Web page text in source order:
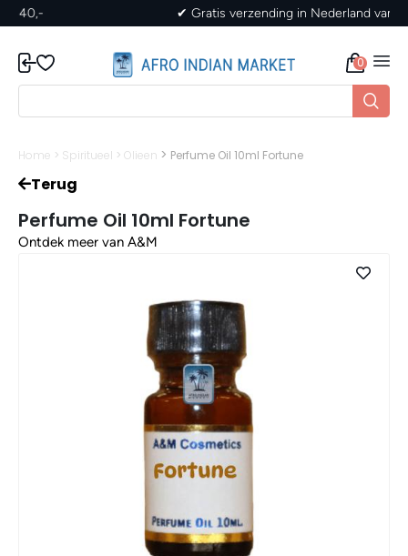
✔ Gratis verzending in Nederland vanaf 40,-
0
Home > Spiritueel > Olieen > Perfume Oil 10ml Fortune
Terug
Perfume Oil 10ml Fortune
Ontdek meer van A&M